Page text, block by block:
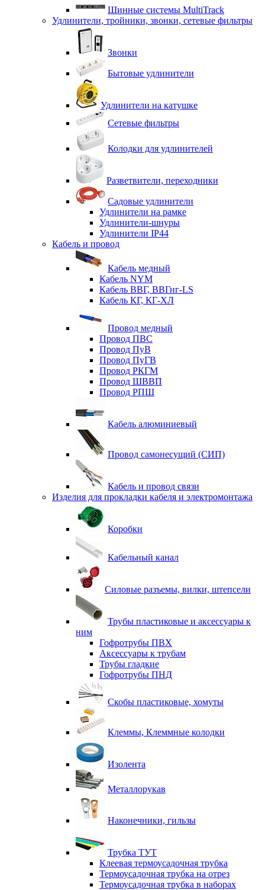
Шинные системы MultiTrack
Удлинители, тройники, звонки, сетевые фильтры
Звонки
Бытовые удлинители
Удлинители на катушке
Сетевые фильтры
Колодки для удлинителей
Разветвители, переходники
Садовые удлинители
Удлинители на рамке
Удлинители-шнуры
Удлинители IP44
Кабель и провод
Кабель медный
Кабель NYM
Кабель ВВГ, ВВГнг-LS
Кабель КГ, КГ-ХЛ
Провод медный
Провод ПВС
Провод ПуВ
Провод ПуГВ
Провод РКГМ
Провод ШВВП
Провод РПШ
Кабель алюминиевый
Провод самонесущий (СИП)
Кабель и провод связи
Изделия для прокладки кабеля и электромонтажа
Коробки
Кабельный канал
Силовые разъемы, вилки, штепсели
Трубы пластиковые и аксессуары к
ним
Гофротрубы ПВХ
Аксессуары к трубам
Трубы гладкие
Гофротрубы ПНД
Скобы пластиковые, хомуты
Клеммы, Клеммные колодки
Изолента
Металлорукав
Наконечники, гильзы
Трубка ТУТ
Клеевая термоусадочная трубка
Термоусадочная трубка на отрез
Термоусадочная трубка в наборах